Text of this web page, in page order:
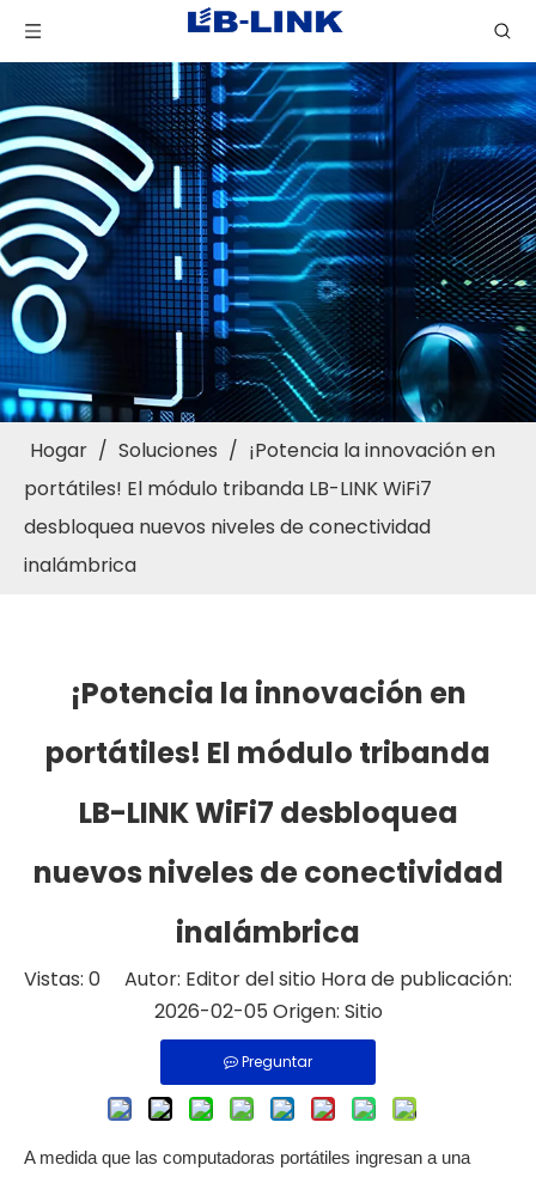
Hogar / Soluciones / ¡Potencia la innovación en
portátiles! El módulo tribanda LB-LINK WiFi7
desbloquea nuevos niveles de conectividad
inalámbrica
¡Potencia la innovación en
portátiles! El módulo tribanda
LB-LINK WiFi7 desbloquea
nuevos niveles de conectividad
inalámbrica
Vistas: 0 Autor: Editor del sitio Hora de publicación:
2026-02-05 Origen: Sitio
Preguntar
A medida que las computadoras portátiles ingresan a una